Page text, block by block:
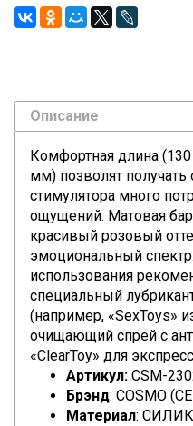
Описание
Комфортная длина
мм) позволят получать
стимулятора много
ощущений. Матовая
красивый розовый
эмоциональный
использования
специальный
(например, «SexToys»
очищающий спрей с
«ClearToy» для
Артикул: CSM-
Брэнд: COSMO
Материал: